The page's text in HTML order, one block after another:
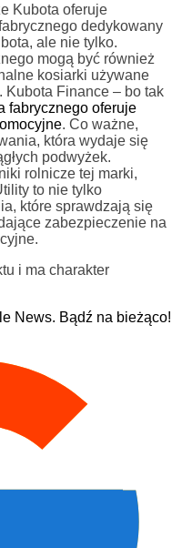
Kubota oferuje
dedykowany
ale nie tylko.
mogą być również
kosiarki używane
Finance – bo tak
fabrycznego oferuje
. Co ważne,
która wydaje się
podwyżek.
rolnicze tej marki,
to nie tylko
które sprawdzają się
zabezpieczenie na
i ma charakter
News. Bądź na bieżąco!